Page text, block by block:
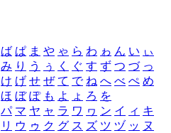
ば ぱ ま や ゃ ら わ ゎ ん い ぃ
み り う ぅ く ぐ す ず つ づ っ
け げ せ ぜ て で ね へ べ ぺ め
ほ ぼ ぽ も よ ょ ろ を
パ マ ヤ ャ ラ ワ ヮ ン イ ィ キ
リ ウ ゥ ク グ ス ズ ツ ヅ ッ ヌ